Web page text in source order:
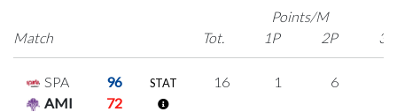
Match
Points/M
Tot.
1P 2P 3P
SPA
96
AMI
72
STAT 16 1 6